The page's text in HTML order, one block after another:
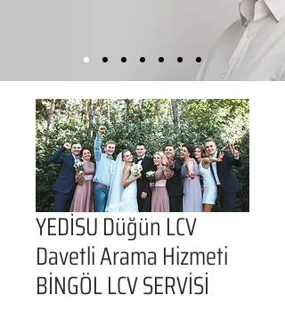
YEDİSU Düğün LCV
Davetli Arama Hizmeti
BİNGÖL LCV SERVİSİ